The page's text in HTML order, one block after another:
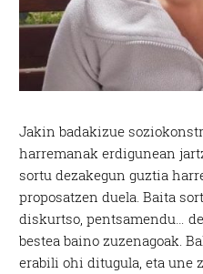
Jakin badakizue
harremanak erdigunean
sortu dezakegun guztia
proposatzen duela. Baita
diskurtso, pentsamendu…
bestea baino zuzenagoak.
erabili ohi ditugula, eta une